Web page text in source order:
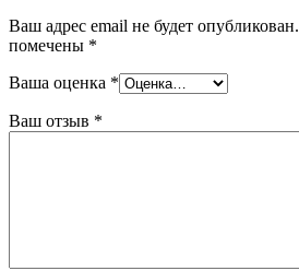
Ваш адрес email не будет опубликован.
помечены *
Ваша оценка *
Ваш отзыв *